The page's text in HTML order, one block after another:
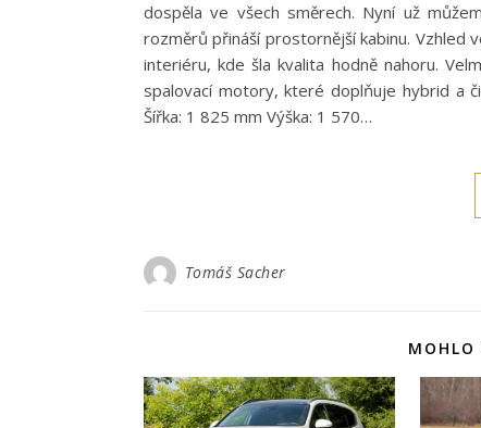
dospěla ve všech směrech. Nyní už
rozměrů přináší prostornější kabinu. Vzhled
interiéru, kde šla kvalita hodně nahoru.
spalovací motory, které doplňuje hybrid a
Šířka: 1 825 mm Výška: 1 570…
Tomáš Sacher